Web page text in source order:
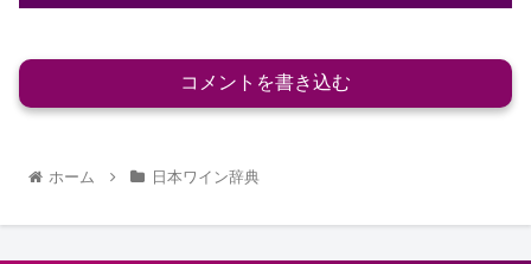
コメントを書き込む
ホーム 日本ワイン辞典